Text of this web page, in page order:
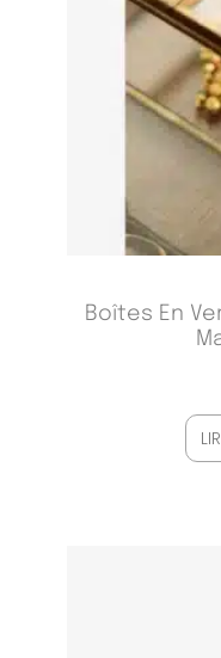
Boîtes En